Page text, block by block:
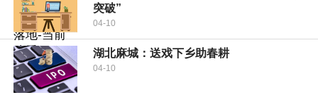
突破”
04-10
湖北麻城：送戏下乡助春耕
04-10